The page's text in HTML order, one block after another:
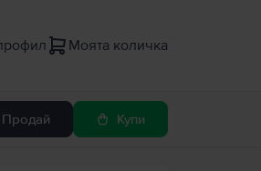
Моята количка
Продай Купи